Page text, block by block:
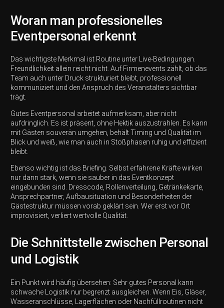
Woran man professionelles
Eventpersonal erkennt
Das wichtigste Merkmal ist Routine unter Live-Bedingungen.
Freundlichkeit allein reicht nicht. Auf Firmenevents zählt, ob das
Team auch unter Druck strukturiert bleibt, professionell
kommuniziert und den Anspruch des Veranstalters sichtbar
trägt.
Gutes Eventpersonal arbeitet aufmerksam, aber nicht
aufdringlich. Es ist präsent, ohne Hektik auszustrahlen. Es kann
mit Gästen souverän umgehen, behält Timing und Qualität im
Blick und weiß, wie man auch in Stoßphasen ruhig und effizient
bleibt.
Ebenso wichtig ist das Briefing. Selbst erfahrene Kräfte wirken
nur dann stark, wenn sie sauber in das Eventkonzept
eingebunden sind. Dresscode, Rollenverteilung, Getränkekarte,
Ansprechpartner, Aufbausituation und Besonderheiten der
Gästestruktur müssen vorab geklärt sein. Wer erst vor Ort
improvisiert, verliert wertvolle Qualität.
Die Schnittstelle zwischen Personal
und Logistik
Ein Punkt wird häufig übersehen: Sehr gutes Personal kann
schwache Logistik nur begrenzt ausgleichen. Wenn Eis, Gläser,
Wasseranschlüsse, Lagerflächen oder Nachfüllroutinen nicht